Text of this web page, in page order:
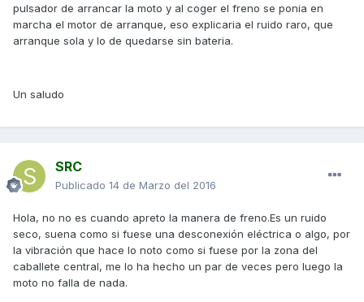
pulsador de arrancar la moto y al coger el freno se ponia en
marcha el motor de arranque, eso explicaria el ruido raro, que
arranque sola y lo de quedarse sin bateria.
Un saludo
SRC
Publicado 14 de Marzo del 2016
Hola, no no es cuando apreto la manera de freno.Es un ruido
seco, suena como si fuese una desconexión eléctrica o algo, por
la vibración que hace lo noto como si fuese por la zona del
caballete central, me lo ha hecho un par de veces pero luego la
moto no falla de nada.